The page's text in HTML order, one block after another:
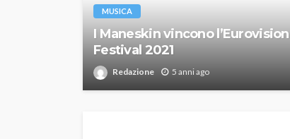
MUSICA
I Maneskin vincono l’Eurovision
Festival 2021
Redazione 5 anni ago